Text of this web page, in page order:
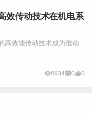
效传动技术在机电系
高效能传动技术成为推动
6934 0 0